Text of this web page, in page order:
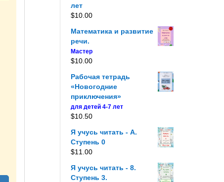
лет
$10.00
Математика и развитие
речи.
Мастер
$10.00
Рабочая тетрадь
«Новогодние
приключения»
для детей 4-7 лет
$10.50
Я учусь читать - A.
Ступень 0
$11.00
Я учусь читать - 8.
Ступень 3.